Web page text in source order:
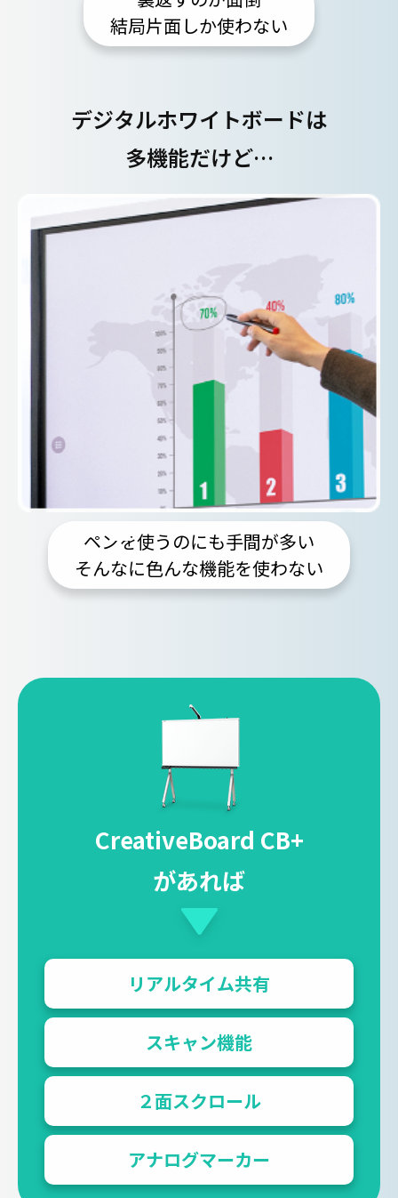
結局片面しか使わない
デジタルホワイトボードは
多機能だけど…
ペンを使うのにも手間が多い
そんなに色んな機能を使わない
CreativeBoard CB+
があれば
リアルタイム共有
スキャン機能
２面スクロール
アナログマーカー